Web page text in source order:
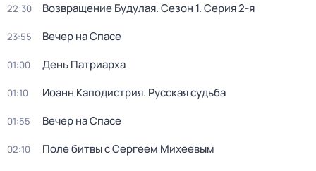
22:30 Возвращение Будулая. Сезон 1. Серия 2-я
23:55 Вeчер на Спасe
01:00 День Патриарха
01:10 Иоанн Каподистрия. Русская судьба
01:55 Вeчер на Спасe
02:10
Поле битвы с Сергеем Михеевым